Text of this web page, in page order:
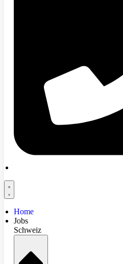
Home
Jobs
Schweiz